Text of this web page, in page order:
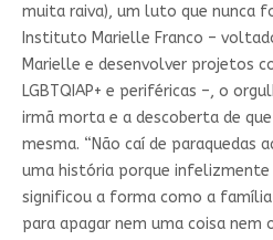
muita raiva), um luto que nunca
Instituto Marielle Franco –
Marielle e desenvolver projetos
LGBTQIAP+ e periféricas –, o
irmã morta e a descoberta de
mesma. “Não caí de paraquedas
uma história porque infelizmente
significou a forma como a família
para apagar nem uma coisa nem